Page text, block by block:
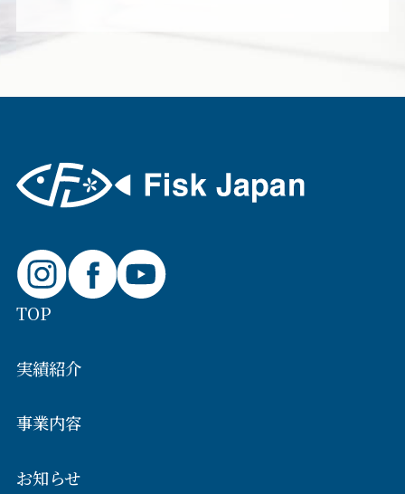
TOP
実績紹介
事業内容
お知らせ